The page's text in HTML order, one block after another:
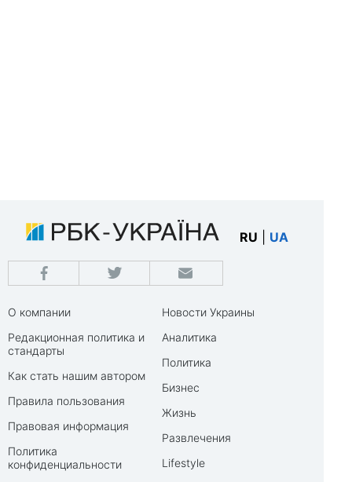
RU UA
О компании
Редакционная политика и
стандарты
Как стать нашим автором
Правила пользования
Правовая информация
Политика
конфиденциальности
Новости Украины
Аналитика
Политика
Бизнес
Жизнь
Развлечения
Lifestyle